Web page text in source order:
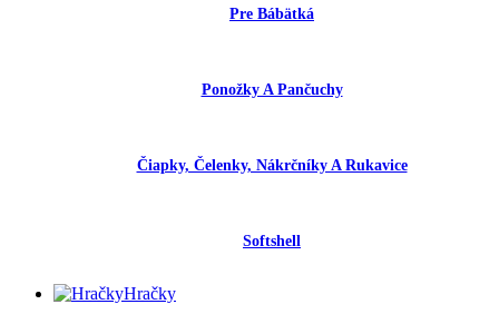
Pre Bábätká
Ponožky A Pančuchy
Čiapky, Čelenky, Nákrčníky A Rukavice
Softshell
Hračky